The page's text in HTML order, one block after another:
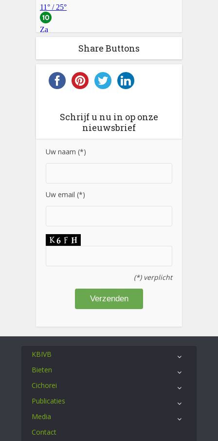
Share Buttons
Schrijf u nu in op onze
nieuwsbrief
Uw naam (*)
Uw email (*)
(*) verplicht
KBIVB
Bieten
Cichorei
Publicaties
Media
Contact